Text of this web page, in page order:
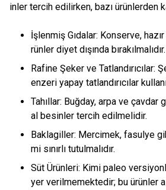
inler tercih edilirken, bazı ürünlerden
İşlenmiş Gıdalar: Konserve,
rünler diyet dışında bırakılmalıdır.
Rafine Şeker ve Tatlandırıcılar:
enzeri yapay tatlandırıcılar
Tahıllar: Buğday, arpa ve çavdar
al besinler tercih edilmelidir.
Baklagiller: Mercimek, fasulye
mi sınırlı tutulmalıdır.
Süt Ürünleri: Kimi paleo
yer verilmemektedir; bu ürünler